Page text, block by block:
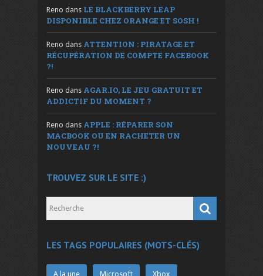
Reno dans LE BLACKBERRY LEAP
DISPONIBLE CHEZ ORANGE ET SOSH !
Reno dans ATTENTION : PIRATAGE ET
RÉCUPÉRATION DE COMPTE FACEBOOK
?!
Reno dans AGAR.IO, LE JEU GRATUIT ET
ADDICTIF DU MOMENT ?
Reno dans APPLE : RÉPARER SON
MACBOOK OU EN RACHETER UN
NOUVEAU ?!
TROUVEZ SUR LE SITE :)
LES TAGS POPULAIRES (MOTS-CLÉS)
A la une Microsoft Xbox